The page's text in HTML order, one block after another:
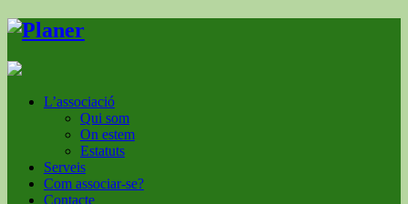
L’associació
Qui som
On estem
Estatuts
Serveis
Com associar-se?
Contacte